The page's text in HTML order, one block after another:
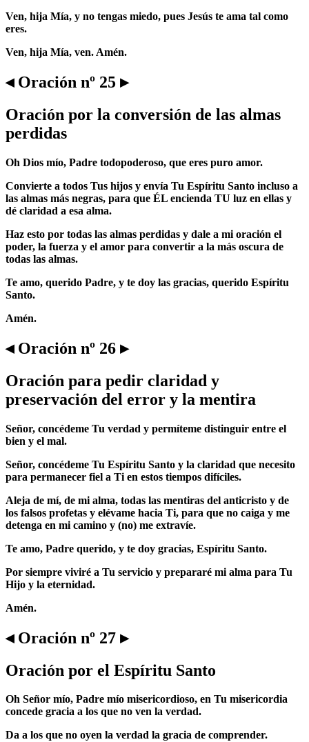
Ven, hija Mía, y no tengas miedo, pues Jesús te ama tal como
eres.
Ven, hija Mía, ven. Amén.
◂ Oración nº 25 ▸
Oración por la conversión de las almas
perdidas
Oh Dios mío, Padre todopoderoso, que eres puro amor.
Convierte a todos Tus hijos y envía Tu Espíritu Santo incluso a
las almas más negras, para que ÉL encienda TU luz en ellas y
dé claridad a esa alma.
Haz esto por todas las almas perdidas y dale a mi oración el
poder, la fuerza y el amor para convertir a la más oscura de
todas las almas.
Te amo, querido Padre, y te doy las gracias, querido Espíritu
Santo.
Amén.
◂ Oración nº 26 ▸
Oración para pedir claridad y
preservación del error y la mentira
Señor, concédeme Tu verdad y permíteme distinguir entre el
bien y el mal.
Señor, concédeme Tu Espíritu Santo y la claridad que necesito
para permanecer fiel a Ti en estos tiempos difíciles.
Aleja de mí, de mi alma, todas las mentiras del anticristo y de
los falsos profetas y elévame hacia Ti, para que no caiga y me
detenga en mi camino y (no) me extravíe.
Te amo, Padre querido, y te doy gracias, Espíritu Santo.
Por siempre viviré a Tu servicio y prepararé mi alma para Tu
Hijo y la eternidad.
Amén.
◂ Oración nº 27 ▸
Oración por el Espíritu Santo
Oh Señor mío, Padre mío misericordioso, en Tu misericordia
concede gracia a los que no ven la verdad.
Da a los que no oyen la verdad la gracia de comprender.